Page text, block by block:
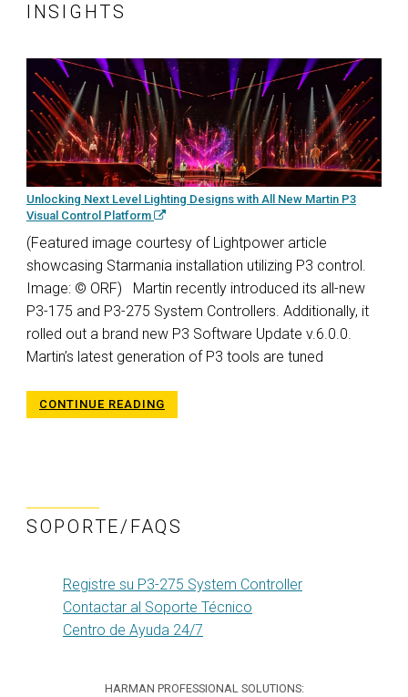
INSIGHTS
Unlocking Next Level Lighting Designs with All New Martin P3
Visual Control Platform
(Featured image courtesy of Lightpower article
showcasing Starmania installation utilizing P3 control.
Image: © ORF) Martin recently introduced its all-new
P3-175 and P3-275 System Controllers. Additionally, it
rolled out a brand new P3 Software Update v.6.0.0.
Martin’s latest generation of P3 tools are tuned
CONTINUE READING
SOPORTE/FAQS
Registre su P3-275 System Controller
Contactar al Soporte Técnico
Centro de Ayuda 24/7
HARMAN PROFESSIONAL SOLUTIONS: